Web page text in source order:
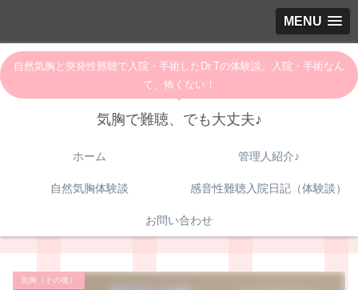
MENU
自然気胸と突発性難聴で入院・手術したDr.Tの体験談。入院・手術なん
て、怖くない！
気胸で難聴、でも大丈夫♪
ホーム 管理人紹介♪
自然気胸体験談 感音性難聴入院日記（体験談）
お問い合わせ
気胸（その後）